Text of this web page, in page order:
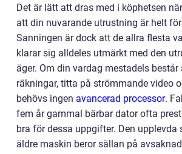
Det är lätt att dras med i köphetsen
att din nuvarande utrustning är helt
Sanningen är dock att de allra flesta
klarar sig alldeles utmärkt med den
äger. Om din vardag mestadels
räkningar, titta på strömmande video
behövs ingen avancerad processor.
fem år gammal bärbar dator ofta
bra för dessa uppgifter. Den upplevda
äldre maskin beror sällan på